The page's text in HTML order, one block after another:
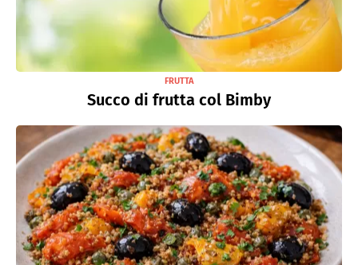
FRUTTA
Succo di frutta col Bimby